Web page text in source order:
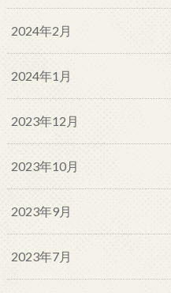
2024年2月
2024年1月
2023年12月
2023年10月
2023年9月
2023年7月